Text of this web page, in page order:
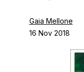
Gaia Mellone
16 Nov 2018